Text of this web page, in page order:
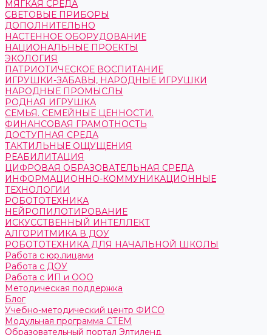
МЯГКАЯ СРЕДА
СВЕТОВЫЕ ПРИБОРЫ
ДОПОЛНИТЕЛЬНО
НАСТЕННОЕ ОБОРУДОВАНИЕ
НАЦИОНАЛЬНЫЕ ПРОЕКТЫ
ЭКОЛОГИЯ
ПАТРИОТИЧЕСКОЕ ВОСПИТАНИЕ
ИГРУШКИ-ЗАБАВЫ, НАРОДНЫЕ ИГРУШКИ
НАРОДНЫЕ ПРОМЫСЛЫ
РОДНАЯ ИГРУШКА
СЕМЬЯ. СЕМЕЙНЫЕ ЦЕННОСТИ.
ФИНАНСОВАЯ ГРАМОТНОСТЬ
ДОСТУПНАЯ СРЕДА
ТАКТИЛЬНЫЕ ОЩУЩЕНИЯ
РЕАБИЛИТАЦИЯ
ЦИФРОВАЯ ОБРАЗОВАТЕЛЬНАЯ СРЕДА
ИНФОРМАЦИОННО-КОММУНИКАЦИОННЫЕ
ТЕХНОЛОГИИ
РОБОТОТЕХНИКА
НЕЙРОПИЛОТИРОВАНИЕ
ИСКУССТВЕННЫЙ ИНТЕЛЛЕКТ
АЛГОРИТМИКА В ДОУ
РОБОТОТЕХНИКА ДЛЯ НАЧАЛЬНОЙ ШКОЛЫ
Работа с юр.лицами
Работа с ДОУ
Работа с ИП и ООО
Методическая поддержка
Блог
Учебно-методический центр ФИСО
Модульная программа СТЕМ
Образовательный портал Элтиленд